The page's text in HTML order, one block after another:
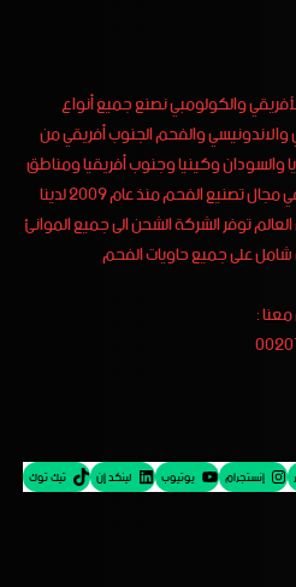
والكولومبي نصنع جميع أنواع
والفحم الجنوب أفريقي من
والسودان وكينيا وجنوب أفريقيا ومناطق
الفحم في كولومبيا نعمل في مجال تصنيع الفحم منذ عام 2009 لدينا
توفر الشركة الشحن الى جميع الموانئ
على جميع حاويات الفحم
:
إنستجرام يوتيوب لينكد إن تيك توك